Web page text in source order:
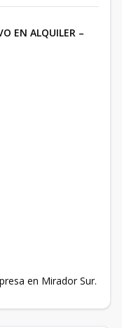
EN ALQUILER –
en Mirador Sur.